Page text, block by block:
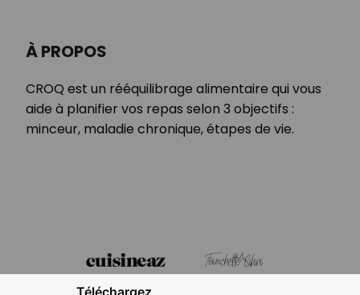
À PROPOS
CROQ est un rééquilibrage alimentaire qui vous
aide à planifier vos repas selon 3 objectifs :
minceur, maladie chronique, étapes de vie.
Téléchargez